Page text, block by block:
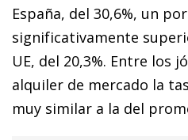
España, del 30,6%, un
significativamente
UE, del 20,3%. Entre los
alquiler de mercado la
muy similar a la del